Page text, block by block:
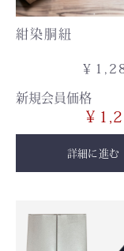
紺染胴紐
￥
新規会員価格
￥
詳細に進む